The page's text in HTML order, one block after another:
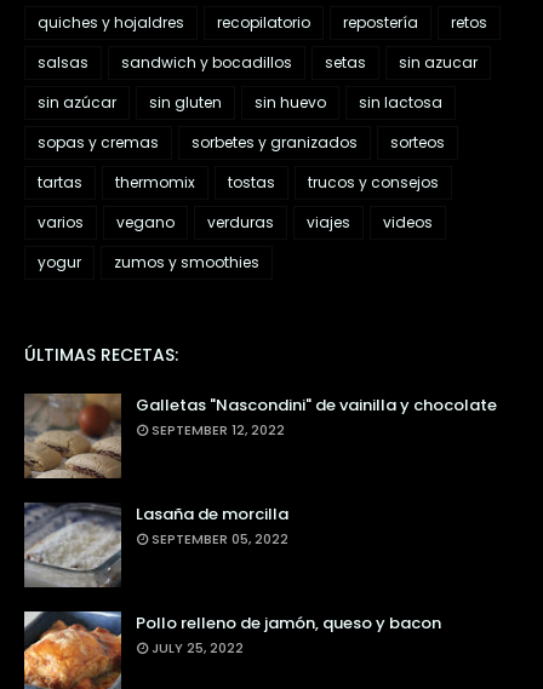
quiches y hojaldres
recopilatorio repostería
retos
salsas
sandwich y bocadillos setas
sin azucar
sin azúcar
sin gluten sin huevo
sin lactosa
sopas y cremas
sorbetes y granizados
sorteos
tartas
thermomix tostas
trucos y consejos
varios
vegano verduras viajes
videos
yogur
zumos y smoothies
ÚLTIMAS RECETAS:
Galletas "Nascondini" de vainilla y chocolate
SEPTEMBER 12, 2022
Lasaña de morcilla
SEPTEMBER 05, 2022
Pollo relleno de jamón, queso y bacon
JULY 25, 2022